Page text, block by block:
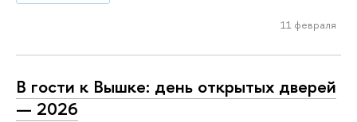
11 февраля
В гости к Вышке: день открытых дверей
— 2026